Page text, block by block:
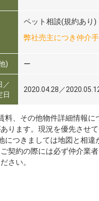
ペット相談(規約あり)
弊社売主につき仲介
) ー
／
日
2020.04.28／
料、その他物件詳細情報に
ります。現況を優先させて
につきましては地図と相違
契約の際には必ず仲介業
さい。